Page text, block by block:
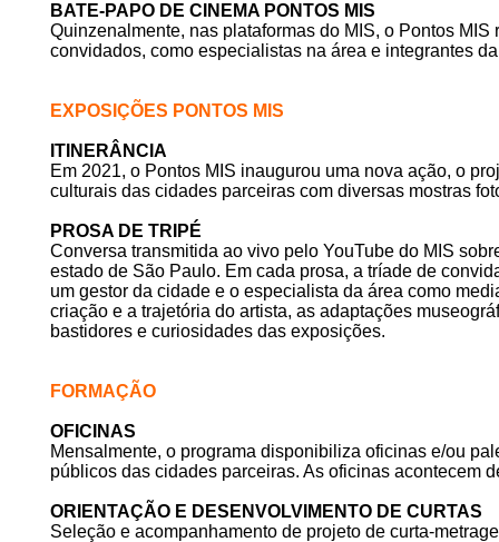
BATE-PAPO DE CINEMA PONTOS MIS
Quinzenalmente, nas plataformas do MIS, o Pontos
convidados, como especialistas na área e integrantes
EXPOSIÇÕES PONTOS MIS
ITINERÂNCIA
Em 2021, o Pontos MIS inaugurou uma nova ação, o
culturais das cidades parceiras com diversas mostras
PROSA DE TRIPÉ
Conversa transmitida ao vivo pelo YouTube do MIS
estado de São Paulo. Em cada prosa, a tríade de
um gestor da cidade e o especialista da área como
criação e a trajetória do artista, as adaptações
bastidores e curiosidades das exposições.
FORMAÇÃO
OFICINAS
Mensalmente, o programa disponibiliza oficinas e/ou
públicos das cidades parceiras. As oficinas acontecem
ORIENTAÇÃO E DESENVOLVIMENTO DE CURTAS
Seleção e acompanhamento de projeto de curta-